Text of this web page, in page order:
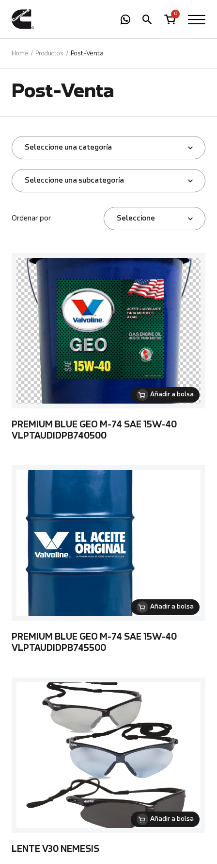
0
Home Productos Post-Venta
Post-Venta
Seleccione una categoría
Seleccione una subcategoría
Ordenar por Seleccione
Añadir a bolsa
PREMIUM BLUE GEO M-74 SAE 15W-40
VLPTAUDIDPB740500
Añadir a bolsa
PREMIUM BLUE GEO M-74 SAE 15W-40
VLPTAUDIDPB745500
Añadir a bolsa
LENTE V30 NEMESIS